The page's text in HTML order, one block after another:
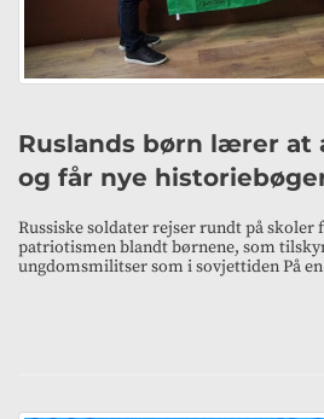
Ruslands børn lærer
og får nye
Russiske soldater rejser rundt på skoler
patriotismen blandt børnene, som
ungdomsmilitser som i sovjettiden På